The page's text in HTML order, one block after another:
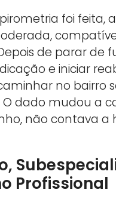
foi feita,
de parar de
e iniciar
no bairro
O dado mudou a
não contava a
Profissional